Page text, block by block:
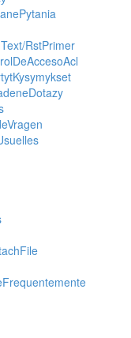
RstPrimer